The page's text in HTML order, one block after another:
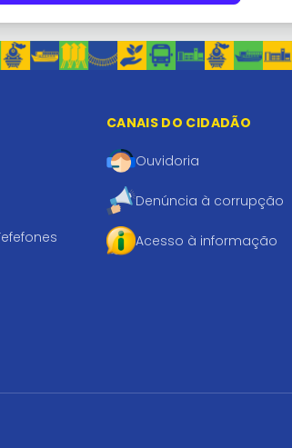
CANAIS DO CIDADÃO
Ouvidoria
Denúncia à corrupção
Acesso à informação